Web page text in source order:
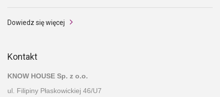
Dowiedz się więcej
Kontakt
KNOW HOUSE Sp. z o.o.
ul. Filipiny Płaskowickiej 46/U7